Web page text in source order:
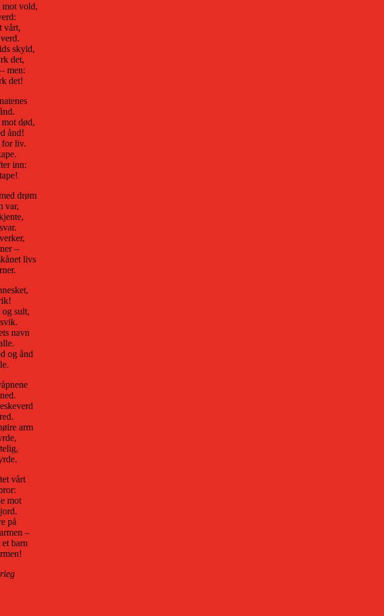
mot vold,
vårt,
skyld,
det,
men:
det!
mot død,
ånd!
liv.
inn:
drøm
var,
–
livs
og sult,
navn
og ånd
arm
vårt
mot
på
–
barn